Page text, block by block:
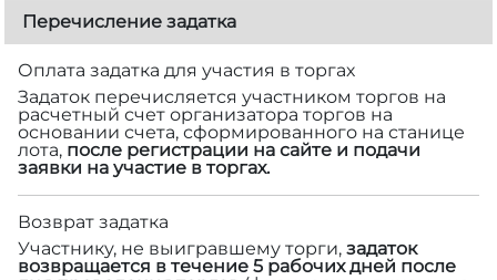
Перечисление задатка
Оплата задатка для участия в торгах
Задаток перечисляется участником торгов на
расчетный счет организатора торгов на
основании счета, сформированного на станице
лота, после регистрации на сайте и подачи
заявки на участие в торгах.
Возврат задатка
Участнику, не выигравшему торги, задаток
возвращается в течение 5 рабочих дней после